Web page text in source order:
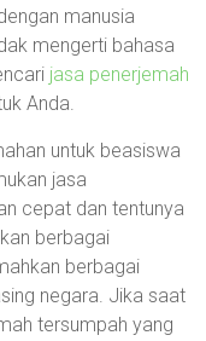
manusia
mengerti bahasa
jasa penerjemah
Anda.
untuk beasiswa
jasa
cepat dan tentunya
berbagai
berbagai
negara. Jika saat
tersumpah yang